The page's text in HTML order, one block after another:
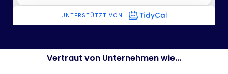
Vertraut von Unternehmen wie...